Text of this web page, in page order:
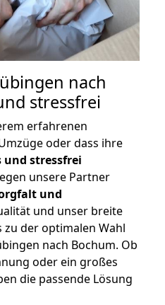
nach
stressfrei
erfahrenen
oder dass ihre
und stressfrei
unsere Partner
und
und unser breite
zu der optimalen Wahl
nach Bochum. Ob
oder ein großes
die passende Lösung